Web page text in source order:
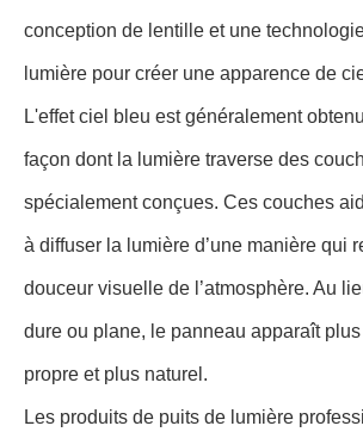
conception de lentille et une
lumière pour créer une apparence de
L'effet ciel bleu est généralement
façon dont la lumière traverse des
spécialement conçues. Ces couches
à diffuser la lumière d’une manière qui
douceur visuelle de l’atmosphère. Au
dure ou plane, le panneau apparaît
propre et plus naturel.
Les produits de puits de lumière